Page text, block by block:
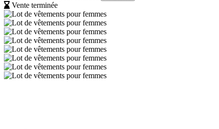
Vente terminée